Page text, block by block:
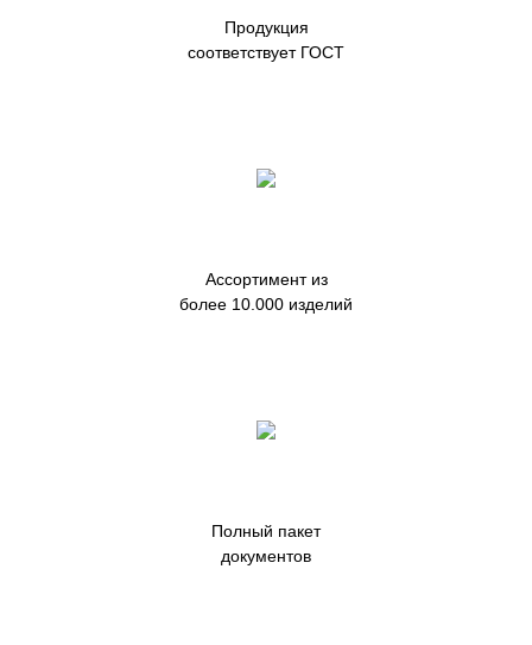
Продукция
соответствует ГОСТ
Ассортимент из
более 10.000 изделий
Полный пакет
документов